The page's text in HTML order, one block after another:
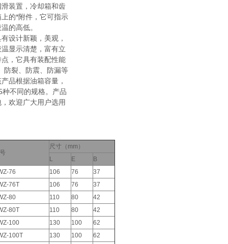
装置，冷却箱和齿
的*附件，它可指示
的高低。
设计新颖，美观，
显示清楚，富有立
，它具有装配性能
防裂、防震、防漏等
品根据油箱容量，
种不同的规格。产品
欢迎广大用户选用
尺寸（mm）
L
E
B
76
106 76
37
76T
106 76
37
80
110 80
42
80T
110 80
42
100
130 100
62
100T
130 100
62